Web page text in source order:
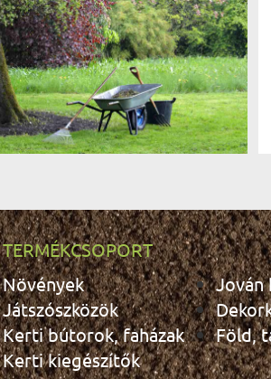
TERMÉKCSOPORT
Növények
Jován
Játszószközök
Kerti bútorok, faházak
Föld,
Kerti kiegészítők